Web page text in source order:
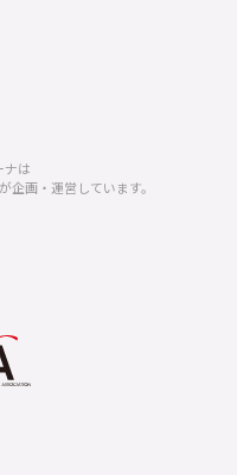
ナは
企画・運営しています。